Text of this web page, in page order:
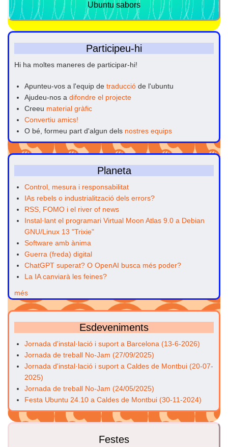
Ubuntu sabors
Participeu-hi
Hi ha moltes maneres de participar-hi!
Apunteu-vos a l'equip de traducció de l'ubuntu
Ajudeu-nos a difondre el projecte
Creeu material gràfic
Convertiu amics!
O bé, formeu part d'algun dels nostres equips
Planeta
Control, mesura i responsabilitat
IAs rebels o industrialització dels errors?
RSS, FOMO i el river of news
Instal·lant el programari Virtual Moon Atlas 9.0 a Debian
GNU/Linux 13 "Trixie"
Software amb ànima
Guerra (freda) digital
ChatGPT superat? O OpenAI busca més poder?
La IA canviarà les feines?
més
Esdeveniments
Jornada d'instal·lació i suport a Barcelona (13-6-2026)
Jornada de treball No-Jam (27/09/2025)
Jornada d'instal·lació i suport a Caldes de Montbui (20-07-
2025)
Jornada de treball No-Jam (24/05/2025)
Festa Ubuntu 24.10 a Caldes de Montbui (30-11-2024)
Festes